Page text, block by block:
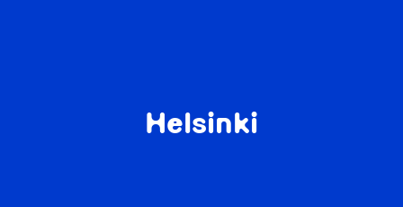
Helsinki